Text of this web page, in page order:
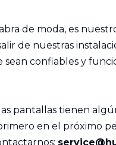
de moda, es
de nuestras
confiables y
pantallas tienen
en el próximo